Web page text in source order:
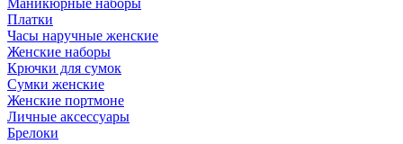
Маникюрные наборы
Платки
Часы наручные женские
Женские наборы
Крючки для сумок
Сумки женские
Женские портмоне
Личные аксессуары
Брелоки